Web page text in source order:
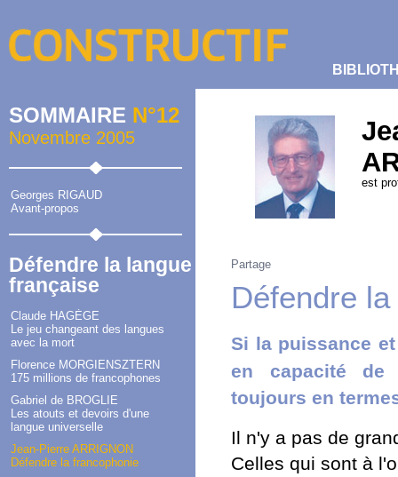
SOMMAIRE N°12
Novembre 2005
Georges RIGAUD
Avant-propos
Défendre la langue
française
Claude HAGÈGE
Le jeu changeant des langues
avec la mort
Florence MORGIENSZTERN
175 millions de francophones
Gabriel de BROGLIE
Les atouts et devoirs d'une
langue universelle
Jean-Pierre ARRIGNON
Défendre la francophonie
est
Partage
Défendre
Si la puissance
en capacité de
toujours en
Il n'y a pas de
Celles qui sont à